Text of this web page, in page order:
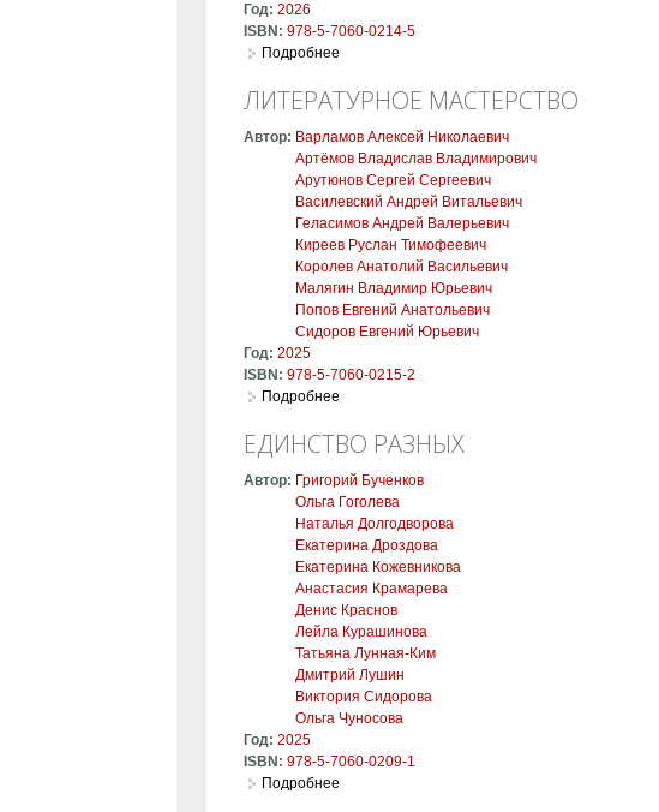
Год: 2026
ISBN: 978-5-7060-0214-5
Подробнее
ЛИТЕРАТУРНОЕ МАСТЕРСТВО
Автор: Варламов Алексей Николаевич
Артёмов Владислав Владимирович
Арутюнов Сергей Сергеевич
Василевский Андрей Витальевич
Геласимов Андрей Валерьевич
Киреев Руслан Тимофеевич
Королев Анатолий Васильевич
Малягин Владимир Юрьевич
Попов Евгений Анатольевич
Сидоров Евгений Юрьевич
Год: 2025
ISBN: 978-5-7060-0215-2
Подробнее
ЕДИНСТВО РАЗНЫХ
Автор: Григорий Бученков
Ольга Гоголева
Наталья Долгодворова
Екатерина Дроздова
Екатерина Кожевникова
Анастасия Крамарева
Денис Краснов
Лейла Курашинова
Татьяна Лунная-Ким
Дмитрий Лушин
Виктория Сидорова
Ольга Чуносова
Год: 2025
ISBN: 978-5-7060-0209-1
Подробнее